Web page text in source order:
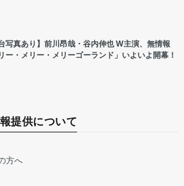
台写真あり】前川昂哉・谷内伸也 W主演、無情報
ー・メリー・メリーゴーランド」いよいよ開幕！
提供について
方へ